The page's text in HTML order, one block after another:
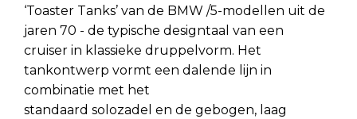
‘Toaster Tanks’ van de BMW /5-modellen uit de
jaren 70 - de typische designtaal van een
cruiser in klassieke druppelvorm. Het
tankontwerp vormt een dalende lijn in
combinatie met het
standaard solozadel en de gebogen, laag